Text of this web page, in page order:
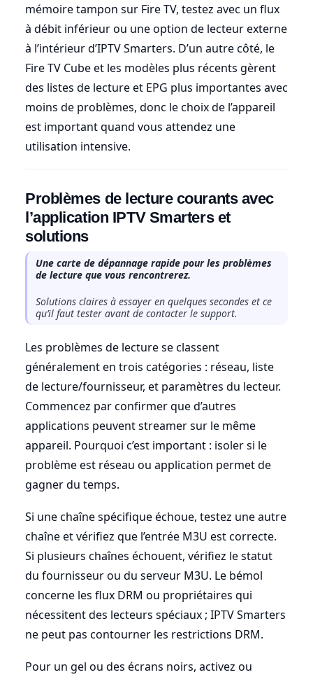
mémoire tampon sur Fire TV, testez avec un flux
à débit inférieur ou une option de lecteur externe
à l’intérieur d’IPTV Smarters. D’un autre côté, le
Fire TV Cube et les modèles plus récents gèrent
des listes de lecture et EPG plus importantes avec
moins de problèmes, donc le choix de l’appareil
est important quand vous attendez une
utilisation intensive.
Problèmes de lecture courants avec
l’application IPTV Smarters et
solutions
Une carte de dépannage rapide pour les problèmes
de lecture que vous rencontrerez.
Solutions claires à essayer en quelques secondes et ce
qu’il faut tester avant de contacter le support.
Les problèmes de lecture se classent
généralement en trois catégories : réseau, liste
de lecture/fournisseur, et paramètres du lecteur.
Commencez par confirmer que d’autres
applications peuvent streamer sur le même
appareil. Pourquoi c’est important : isoler si le
problème est réseau ou application permet de
gagner du temps.
Si une chaîne spécifique échoue, testez une autre
chaîne et vérifiez que l’entrée M3U est correcte.
Si plusieurs chaînes échouent, vérifiez le statut
du fournisseur ou du serveur M3U. Le bémol
concerne les flux DRM ou propriétaires qui
nécessitent des lecteurs spéciaux ; IPTV Smarters
ne peut pas contourner les restrictions DRM.
Pour un gel ou des écrans noirs, activez ou